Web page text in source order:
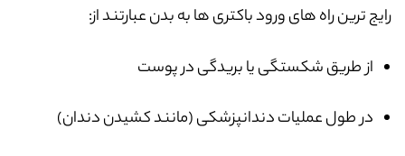
رایج ترین راه های ورود باکتری ها به بدن عبارتند از:
از طریق شکستگی یا بریدگی در پوست
در طول عملیات دندانپزشکی (مانند کشیدن دندان)